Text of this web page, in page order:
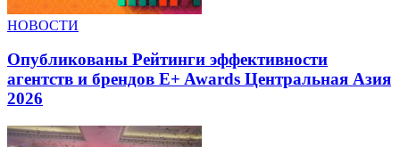
НОВОСТИ
Опубликованы Рейтинги эффективности
агентств и брендов E+ Awards Центральная Азия
2026